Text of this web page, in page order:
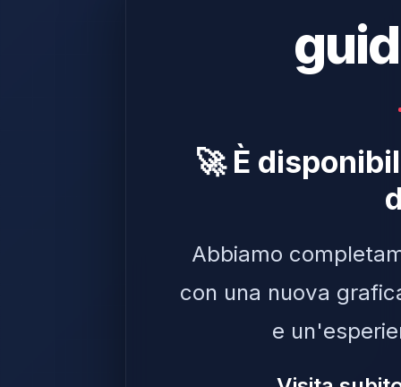
🚀 È
Abbiamo
con una nuova
e